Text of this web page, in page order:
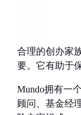
合理的创办家
要。它有助于
Mundo拥有一
顾问、基金经